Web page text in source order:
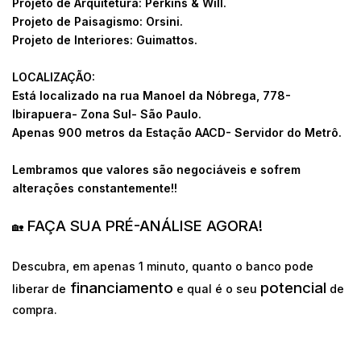
Projeto de Arquitetura: Perkins & Will.
Projeto de Paisagismo: Orsini.
Projeto de Interiores: Guimattos.
LOCALIZAÇÃO:
Está localizado na rua Manoel da Nóbrega, 778-
Ibirapuera- Zona Sul- São Paulo.
Apenas 900 metros da Estação AACD- Servidor do Metrô.
Lembramos que valores são negociáveis e sofrem
alterações constantemente!!
🏡 FAÇA SUA PRÉ-ANÁLISE AGORA!
Descubra, em apenas 1 minuto, quanto o banco pode
liberar de financiamento e qual é o seu potencial de
compra.